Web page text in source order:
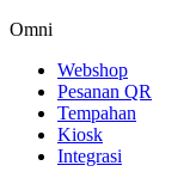
Omni
Webshop
Pesanan QR
Tempahan
Kiosk
Integrasi